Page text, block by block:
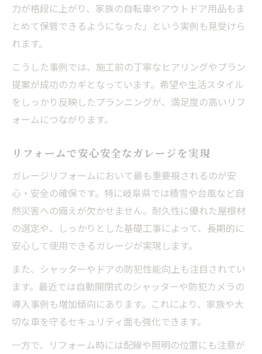
力が格段に上がり、家族の自転車やアウトドア用品もま
とめて保管できるようになった」という実例も見受けら
れます。
こうした事例では、施工前の丁寧なヒアリングやプラン
提案が成功のカギとなっています。希望や生活スタイル
をしっかり反映したプランニングが、満足度の高いリフ
ォームにつながります。
リフォームで安心安全なガレージを実現
ガレージリフォームにおいて最も重要視されるのが安
心・安全の確保です。特に岐阜県では積雪や台風など自
然災害への備えが欠かせません。耐久性に優れた屋根材
の選定や、しっかりとした基礎工事によって、長期的に
安心して使用できるガレージが実現します。
また、シャッターやドアの防犯性能向上も注目されてい
ます。最近では自動開閉式のシャッターや防犯カメラの
導入事例も増加傾向にあります。これにより、家族や大
切な車を守るセキュリティ面も強化できます。
一方で、リフォーム時には配線や照明の位置にも注意が